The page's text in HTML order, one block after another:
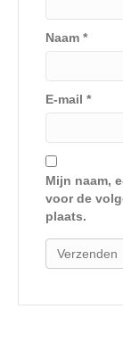
Naam *
E-mail *
Mijn naam,
voor de
plaats.